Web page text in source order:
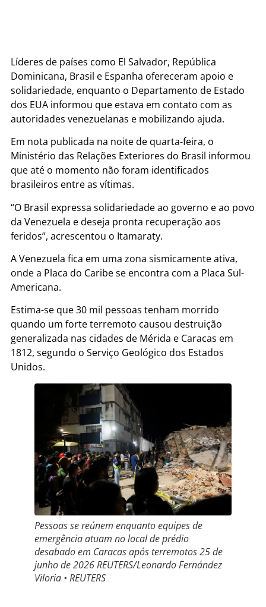
Líderes de países como El Salvador, República
Dominicana, Brasil e Espanha ofereceram apoio e
solidariedade, enquanto o Departamento de Estado
dos EUA informou que estava em contato com as
autoridades venezuelanas e mobilizando ajuda.
Em nota publicada na noite de quarta-feira, o
Ministério das Relações Exteriores do Brasil informou
que até o momento não foram identificados
brasileiros entre as vítimas.
“O Brasil expressa solidariedade ao governo e ao povo
da Venezuela e deseja pronta recuperação aos
feridos”, acrescentou o Itamaraty.
A Venezuela fica em uma zona sismicamente ativa,
onde a Placa do Caribe se encontra com a Placa Sul-
Americana.
Estima-se que 30 mil pessoas tenham morrido
quando um forte terremoto causou destruição
generalizada nas cidades de Mérida e Caracas em
1812, segundo o Serviço Geológico dos Estados
Unidos.
Pessoas se reúnem enquanto equipes de
emergência atuam no local de prédio
desabado em Caracas após terremotos 25 de
junho de 2026 REUTERS/Leonardo Fernández
Viloria • REUTERS